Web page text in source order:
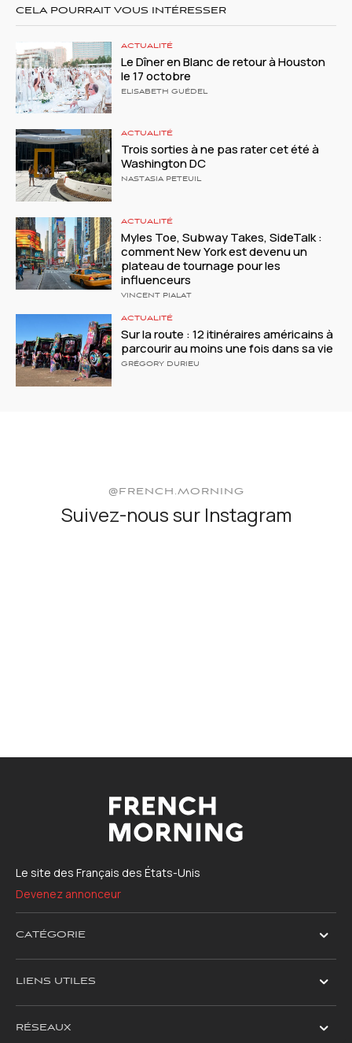
CELA POURRAIT VOUS INTÉRESSER
ACTUALITÉ
Le Dîner en Blanc de retour à Houston
le 17 octobre
ELISABETH GUÉDEL
ACTUALITÉ
Trois sorties à ne pas rater cet été à
Washington DC
NASTASIA PETEUIL
ACTUALITÉ
Myles Toe, Subway Takes, SideTalk :
comment New York est devenu un
plateau de tournage pour les
influenceurs
VINCENT PIALAT
ACTUALITÉ
Sur la route : 12 itinéraires américains à
parcourir au moins une fois dans sa vie
GRÉGORY DURIEU
@FRENCH.MORNING
Suivez-nous sur Instagram
Le site des Français des États-Unis
Devenez annonceur
CATÉGORIE
LIENS UTILES
RÉSEAUX